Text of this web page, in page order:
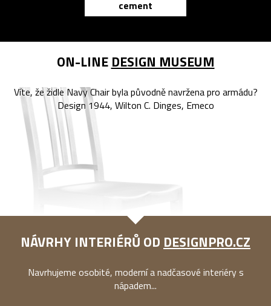
cement
ON-LINE DESIGN MUSEUM
Víte, že židle Navy Chair byla původně navržena pro armádu?
Design 1944, Wilton C. Dinges, Emeco
NÁVRHY INTERIÉRŮ OD DESIGNPRO.CZ
Navrhujeme osobité, moderní a nadčasové interiéry s
nápadem...